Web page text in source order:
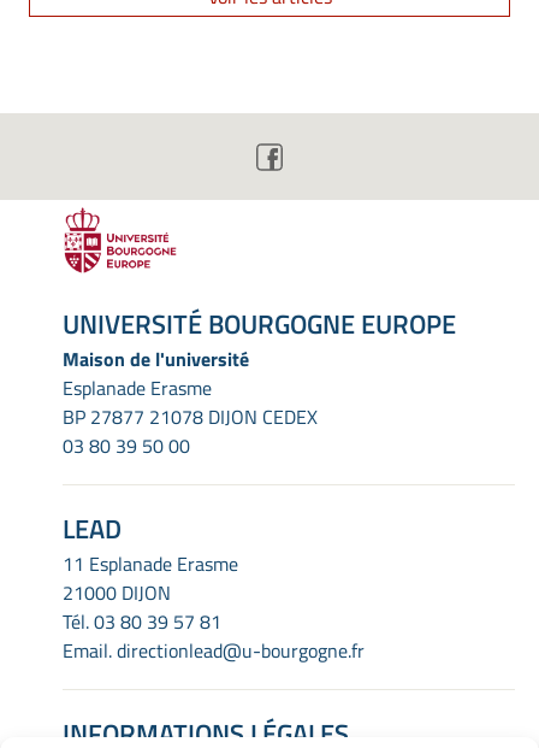
UNIVERSITÉ BOURGOGNE EUROPE
Maison de l'université
Esplanade Erasme
BP 27877 21078 DIJON CEDEX
03 80 39 50 00
LEAD
11 Esplanade Erasme
21000 DIJON
Tél.03 80 39 57 81
Email.directionlead@u-bourgogne.fr
INFORMATIONS LÉGALES